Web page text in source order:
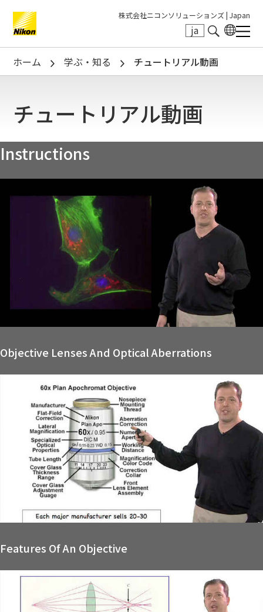
株式会社ニコンソリューションズ | Japan
ja
Search keyword(s)
ホーム 学ぶ・知る チュートリアル動画
チュートリアル動画
Instructions
Objective Lenses And Optical Aberrations
Features Of An Objective